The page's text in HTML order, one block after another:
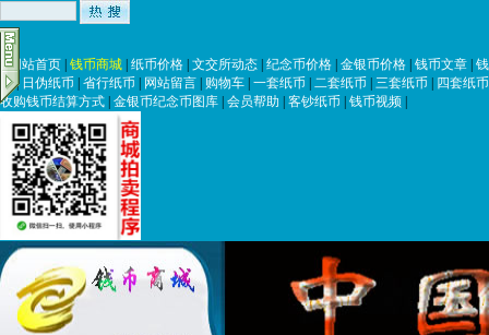
|网站首页 钱币商城 纸币价格 文交所动态 纪念币价格 金银币价格 钱币文章
币| 日伪纸币 省行纸币 网站留言 购物车 一套纸币 二套纸币 三套纸币
四套纸币
收购钱币结算方式 金银币纪念币图库 会员帮助 客钞纸币 钱币视频